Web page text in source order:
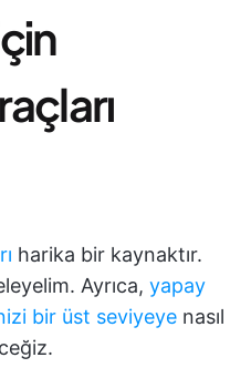
harika bir kaynaktır.
Ayrıca, yapay
bir üst seviyeye nasıl